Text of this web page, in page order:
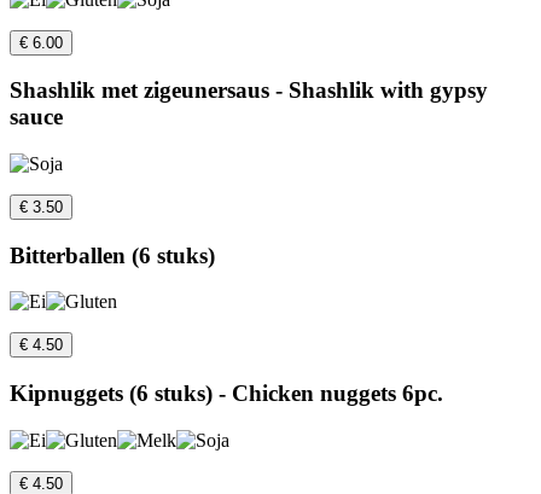
€ 6.00
Shashlik met zigeunersaus - Shashlik with gypsy
sauce
€ 3.50
Bitterballen (6 stuks)
€ 4.50
Kipnuggets (6 stuks) - Chicken nuggets 6pc.
€ 4.50